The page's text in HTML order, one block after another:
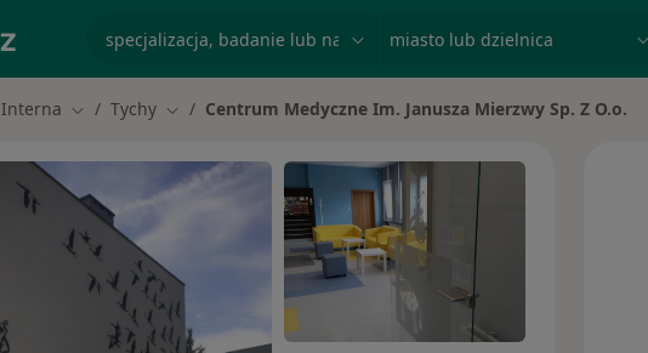
Interna Zmień miasto
Tychy Zmień miasto
Centrum Medyczne Im. Janusza Mierzwy Sp. Z O.o.